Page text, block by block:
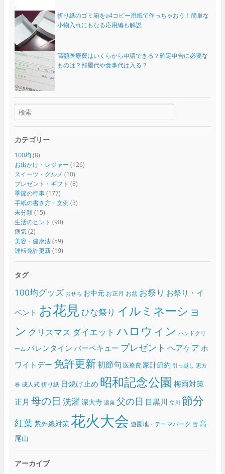
折り紙のゴミ箱をa4コピー用紙で作っちゃおう！簡単な
小物入れにもなる応用編も解説
高額医療費はいくらから申請できる？確定申告に必要な
ものは？部屋代や食事代は入る？
カテゴリー
100均 (8)
お出かけ・レジャー (126)
スイーツ・グルメ (10)
プレゼント・ギフト (8)
季節の行事(177)
手紙の書き方・文例 (3)
未分類(15)
生活のヒント (90)
病気(2)
美容・健康法(59)
運転免許更新(19)
タグ
100均グッズ おせち お中元 お正月 お盆 お祭り お祭り・イ
ベント お花見ひな祭り イルミネーショ
ン クリスマス ダイエット ハロウィン ハンドクリ
ーム バレンタイン バーベキュー プレゼント ヘアケア ホ
ワイトデー 免許更新初節句 医療費 家計節約 引っ越し 恵方
巻 成人式 折り紙 日焼け止め 昭和記念公園 梅雨対策
正月 母の日 洗濯 深大寺 温泉 父の日 目黒川 立川 節分
紅葉紫外線対策花火大会 遊園地・テーマパーク 雪 高
尾山
アーカイブ